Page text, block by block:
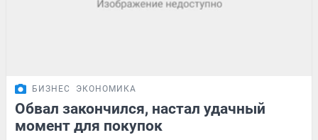
БИЗНЕС ЭКОНОМИКА
Обвал закончился, настал удачный
момент для покупок